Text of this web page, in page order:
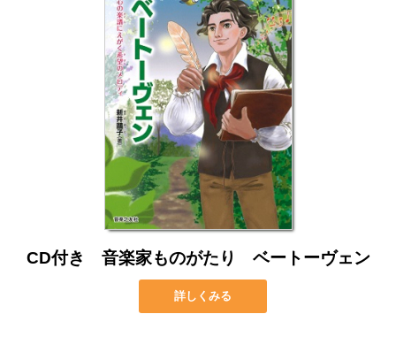
CD付き 音楽家ものがたり ベートーヴェン
詳しくみる